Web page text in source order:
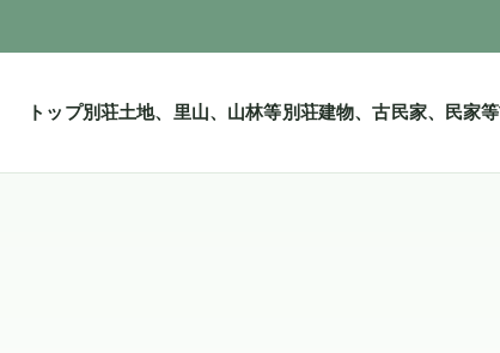
トップ別荘土地、里山、山林等別荘建物、古民家、民家等